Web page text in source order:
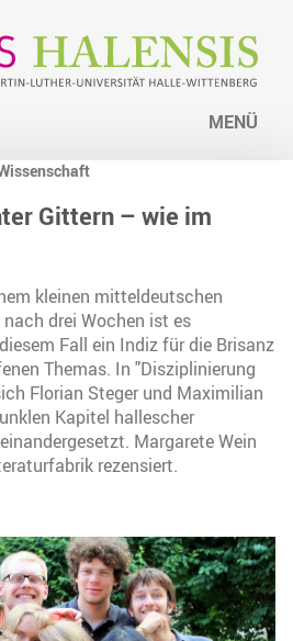
MENÜ
Gittern – wie im
kleinen mitteldeutschen
drei Wochen ist es
Fall ein Indiz für die Brisanz
Themas. In "Disziplinierung
Florian Steger und Maximilian
Kapitel hallescher
Margarete Wein
rezensiert.